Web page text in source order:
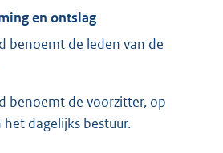
en ontslag
benoemt de leden van de
benoemt de voorzitter, op
dagelijks bestuur.